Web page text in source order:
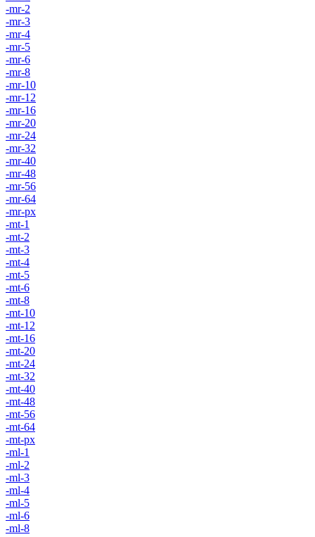
-mr-2
-mr-3
-mr-4
-mr-5
-mr-6
-mr-8
-mr-10
-mr-12
-mr-16
-mr-20
-mr-24
-mr-32
-mr-40
-mr-48
-mr-56
-mr-64
-mr-px
-mt-1
-mt-2
-mt-3
-mt-4
-mt-5
-mt-6
-mt-8
-mt-10
-mt-12
-mt-16
-mt-20
-mt-24
-mt-32
-mt-40
-mt-48
-mt-56
-mt-64
-mt-px
-ml-1
-ml-2
-ml-3
-ml-4
-ml-5
-ml-6
-ml-8